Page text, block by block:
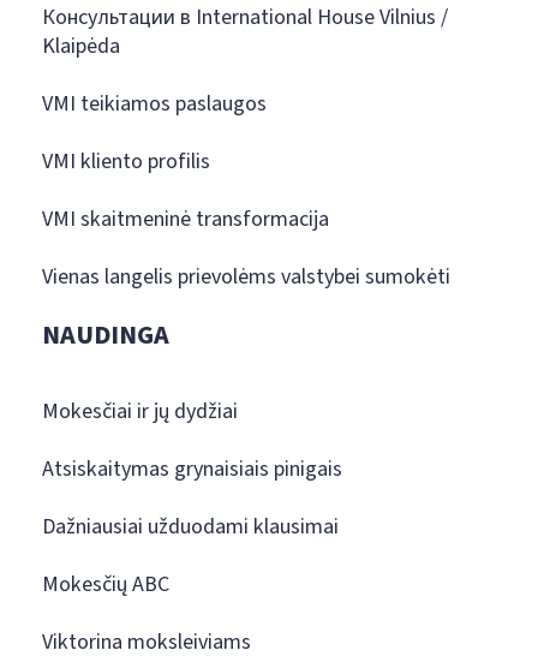
Консультации в International House Vilnius /
Klaipėda
VMI teikiamos paslaugos
VMI kliento profilis
VMI skaitmeninė transformacija
Vienas langelis prievolėms valstybei sumokėti
NAUDINGA
Mokesčiai ir jų dydžiai
Atsiskaitymas grynaisiais pinigais
Dažniausiai užduodami klausimai
Mokesčių ABC
Viktorina moksleiviams